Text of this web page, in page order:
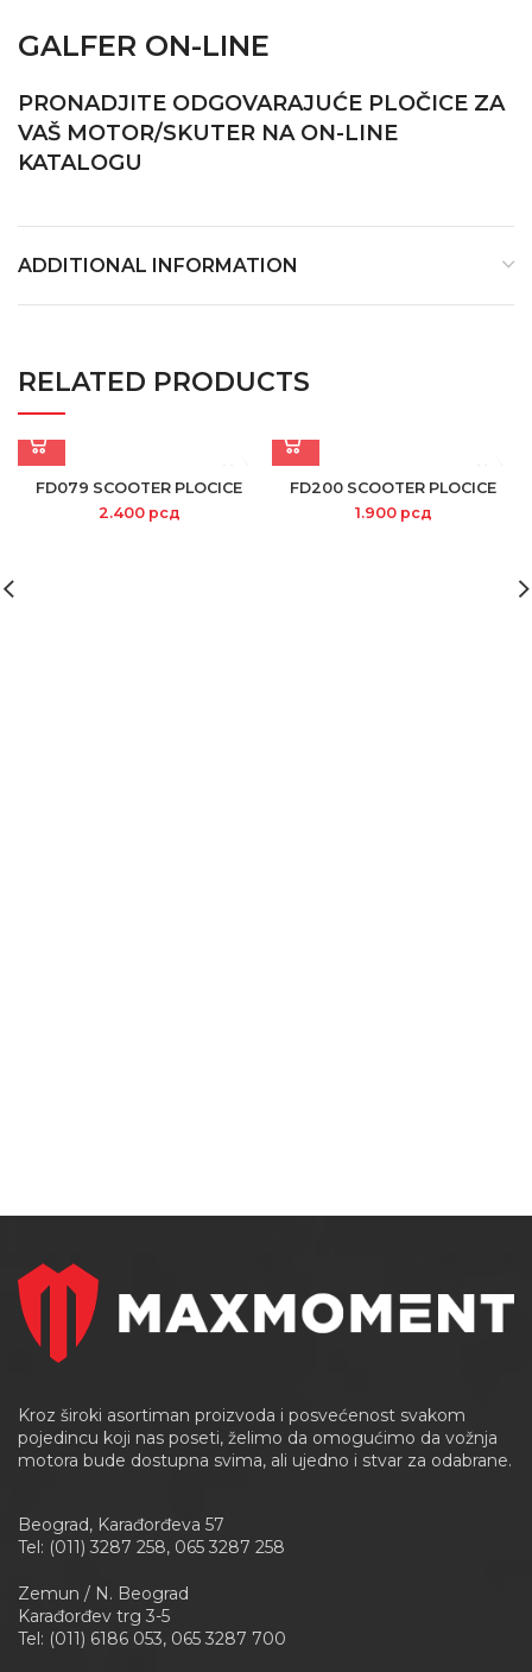
GALFER ON-LINE
PRONADJITE ODGOVARAJUĆE PLOČICE ZA
VAŠ MOTOR/SKUTER NA ON-LINE
KATALOGU
ADDITIONAL INFORMATION
RELATED PRODUCTS
FD079 SCOOTER PLOCICE
2.400 рсд
FD200 SCOOTER PLOCICE
1.900 рсд
Kroz široki asortiman proizvoda i posvećenost svakom
pojedincu koji nas poseti, želimo da omogućimo da vožnja
motora bude dostupna svima, ali ujedno i stvar za odabrane.
Beograd, Karađorđeva 57
Tel: (011) 3287 258, 065 3287 258
Zemun / N. Beograd
Karađorđev trg 3-5
Tel: (011) 6186 053, 065 3287 700